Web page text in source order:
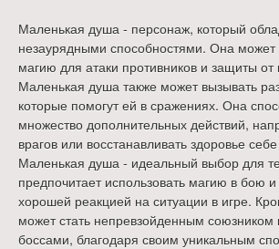
Маленькая душа - персонаж, который
незаурядными способностями. Она может
магию для атаки противников и защиты от
Маленькая душа также может вызывать
которые помогут ей в сражениях. Она
множество дополнительных действий,
врагов или восстанавливать здоровье
Маленькая душа - идеальный выбор для
предпочитает использовать магию в бою
хорошей реакцией на ситуации в игре.
может стать непревзойденным союзником
боссами, благодаря своим уникальным